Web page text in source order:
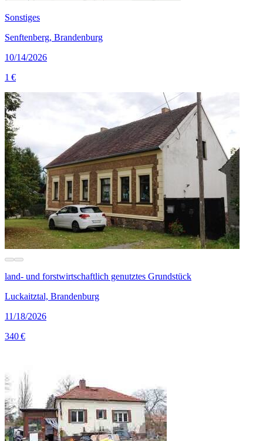
Sonstiges
Senftenberg, Brandenburg
10/14/2026
1 €
land- und forstwirtschaftlich genutztes Grundstück
Luckaitztal, Brandenburg
11/18/2026
340 €